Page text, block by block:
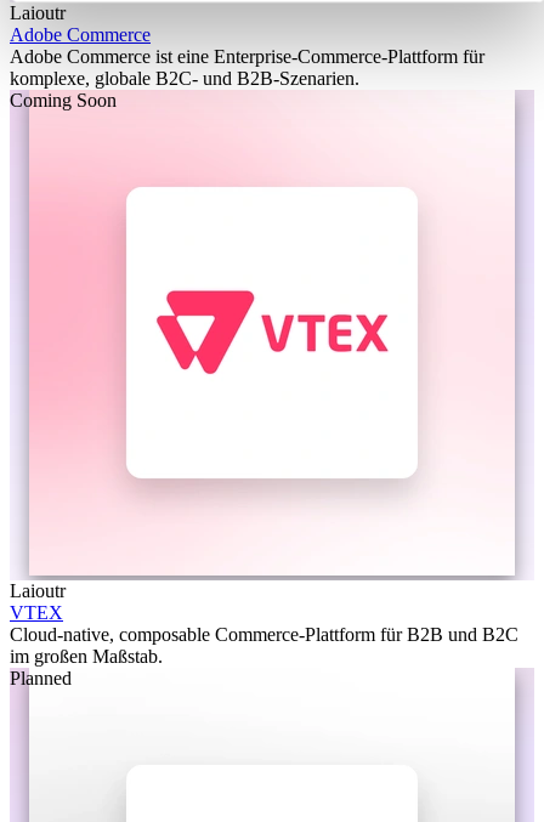
Laioutr
Adobe Commerce
Adobe Commerce ist eine Enterprise-Commerce-Plattform für
komplexe, globale B2C- und B2B-Szenarien.
Coming Soon
Laioutr
VTEX
Cloud-native, composable Commerce-Plattform für B2B und B2C
im großen Maßstab.
Planned